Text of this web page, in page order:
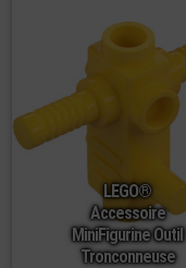
LEGO®
Accessoire
MiniFigurine Outil
Tronconneuse